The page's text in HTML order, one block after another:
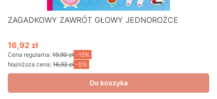
ZAGADKOWY ZAWRÓT GŁOWY JEDNOROŻCE
Cena promocyjna
16,92 zł
Cena regularna: 19,90 zł -15%
Najniższa cena: 16,92 zł -0%
Do koszyka